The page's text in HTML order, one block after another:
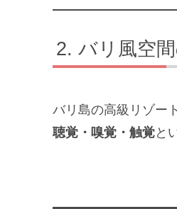
バリ風空
バリ島の高級リゾー
聴覚・嗅覚・触覚と